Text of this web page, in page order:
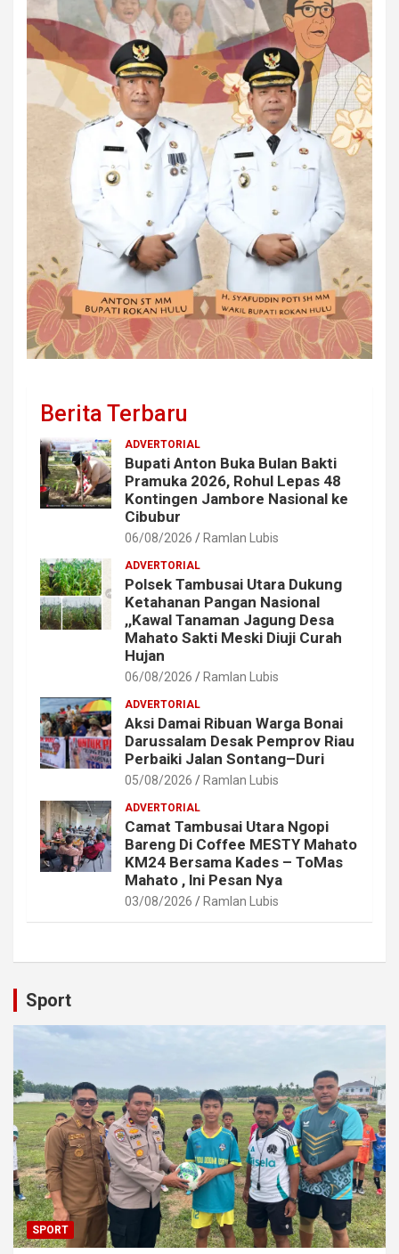
Berita Terbaru
ADVERTORIAL
Bupati Anton Buka Bulan Bakti
Pramuka 2026, Rohul Lepas 48
Kontingen Jambore Nasional ke
Cibubur
06/08/2026 Ramlan Lubis
ADVERTORIAL
Polsek Tambusai Utara Dukung
Ketahanan Pangan Nasional
,,Kawal Tanaman Jagung Desa
Mahato Sakti Meski Diuji Curah
Hujan
06/08/2026 Ramlan Lubis
ADVERTORIAL
Aksi Damai Ribuan Warga Bonai
Darussalam Desak Pemprov Riau
Perbaiki Jalan Sontang–Duri
05/08/2026 Ramlan Lubis
ADVERTORIAL
Camat Tambusai Utara Ngopi
Bareng Di Coffee MESTY Mahato
KM24 Bersama Kades – ToMas
Mahato , lni Pesan Nya
03/08/2026 Ramlan Lubis
Sport
SPORT